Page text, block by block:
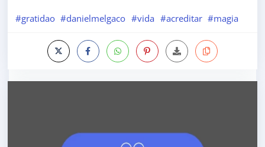
#gratidao #danielmelgaco #vida #acreditar #magia